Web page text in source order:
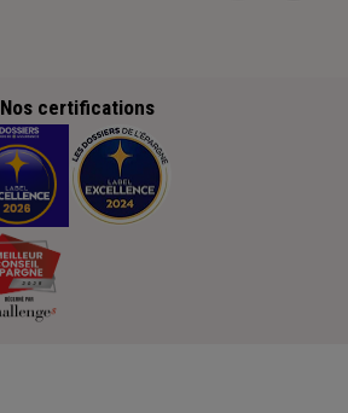
Nos certifications